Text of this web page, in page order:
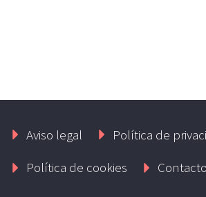
Aviso legal
Política de
Política de cookies
Contacto